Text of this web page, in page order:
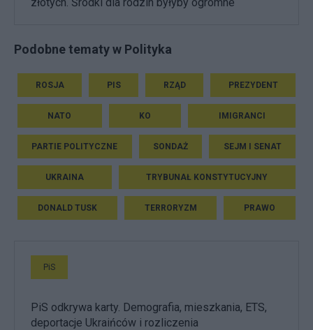
Podobne tematy w Polityka
ROSJA PIS RZĄD PREZYDENT
NATO KO IMIGRANCI
PARTIE POLITYCZNE SONDAŻ SEJM I SENAT
UKRAINA TRYBUNAŁ KONSTYTUCYJNY
DONALD TUSK TERRORYZM PRAWO
PiS
PiS odkrywa karty. Demografia, mieszkania, ETS,
deportacje Ukraińców i rozliczenia